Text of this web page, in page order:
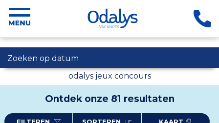
Zoeken op datum
odalys jeux concours
Ontdek onze 81 resultaten